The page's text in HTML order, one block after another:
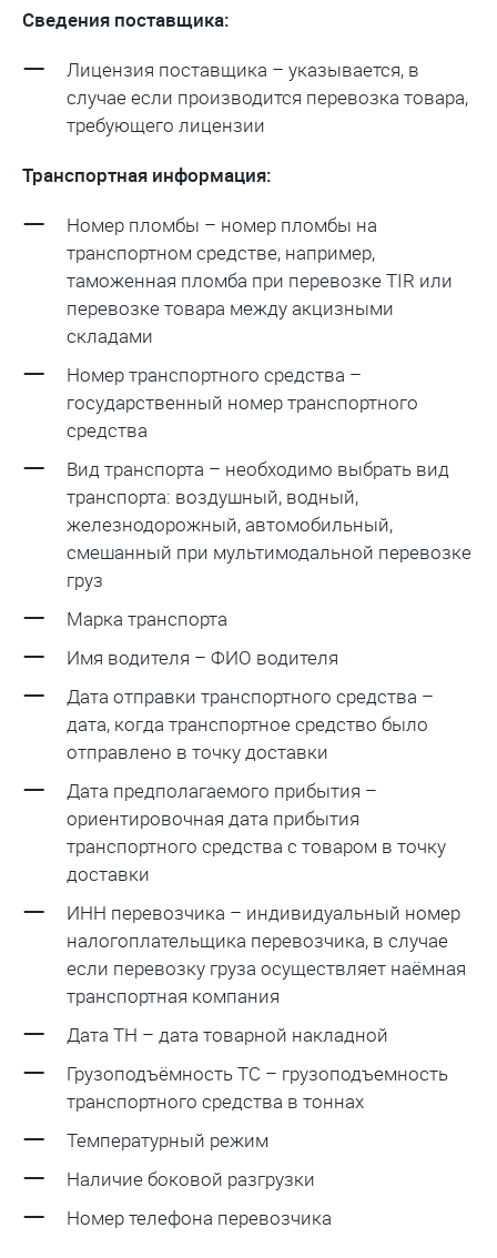
Сведения поставщика:
Лицензия поставщика – указывается, в
случае если производится перевозка товара,
требующего лицензии
Транспортная информация:
Номер пломбы – номер пломбы на
транспортном средстве, например,
таможенная пломба при перевозке TIR или
перевозке товара между акцизными
складами
Номер транспортного средства –
государственный номер транспортного
средства
Вид транспорта – необходимо выбрать вид
транспорта: воздушный, водный,
железнодорожный, автомобильный,
смешанный при мультимодальной перевозке
груз
Марка транспорта
Имя водителя – ФИО водителя
Дата отправки транспортного средства –
дата, когда транспортное средство было
отправлено в точку доставки
Дата предполагаемого прибытия –
ориентировочная дата прибытия
транспортного средства с товаром в точку
доставки
ИНН перевозчика – индивидуальный номер
налогоплательщика перевозчика, в случае
если перевозку груза осуществляет наёмная
транспортная компания
Дата ТН – дата товарной накладной
Грузоподъёмность ТС – грузоподъемность
транспортного средства в тоннах
Температурный режим
Наличие боковой разгрузки
Номер телефона перевозчика